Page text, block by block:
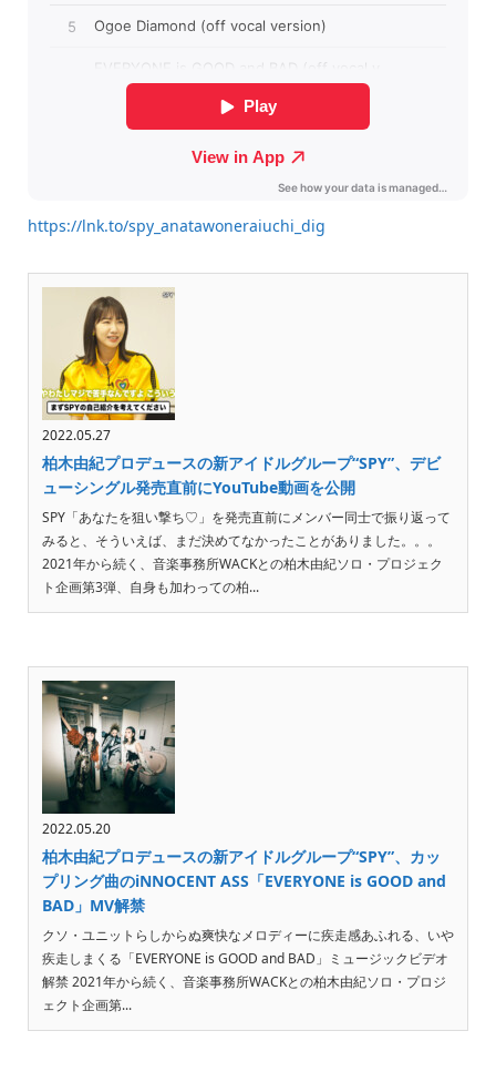
https://lnk.to/spy_anatawoneraiuchi_dig
2022.05.27
柏木由紀プロデュースの新アイドルグループ“SPY”、デビ
ューシングル発売直前にYouTube動画を公開
SPY「あなたを狙い撃ち♡」を発売直前にメンバー同士で振り返って
みると、そういえば、まだ決めてなかったことがありました。。。
2021年から続く、音楽事務所WACKとの柏木由紀ソロ・プロジェク
ト企画第3弾、自身も加わっての柏...
2022.05.20
柏木由紀プロデュースの新アイドルグループ“SPY”、カッ
プリング曲のiNNOCENT ASS「EVERYONE is GOOD and
BAD」MV解禁
クソ・ユニットらしからぬ爽快なメロディーに疾走感あふれる、いや
疾走しまくる「EVERYONE is GOOD and BAD」ミュージックビデオ
解禁 2021年から続く、音楽事務所WACKとの柏木由紀ソロ・プロジ
ェクト企画第...